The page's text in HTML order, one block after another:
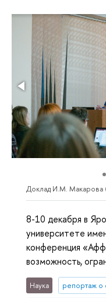
Доклад И.М.
8-10 декабря в
университете
конференция
возможность,
Наука репортаж о